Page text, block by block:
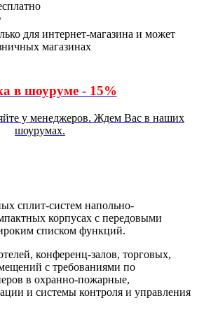
для интернет-магазина и может
магазинах
в шоуруме - 15%
у менеджеров. Ждем Вас в наших
шоурумах.
сплит-систем напольно-
корпусах с передовыми
списком функций.
конференц-залов, торговых,
с требованиями по
в охранно-пожарные,
и системы контроля и управления